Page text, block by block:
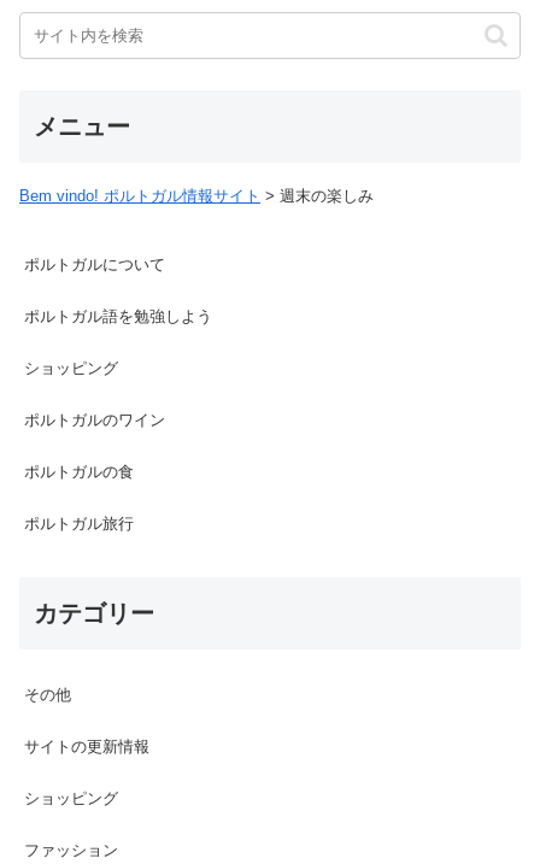
メニュー
Bem vindo! ポルトガル情報サイト > 週末の楽しみ
ポルトガルについて
ポルトガル語を勉強しよう
ショッピング
ポルトガルのワイン
ポルトガルの食
ポルトガル旅行
カテゴリー
その他
サイトの更新情報
ショッピング
ファッション